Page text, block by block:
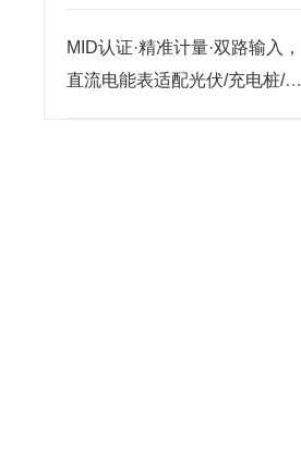
MID认证·精准计量·双路输入，
直流电能表适配光伏/充电桩/基